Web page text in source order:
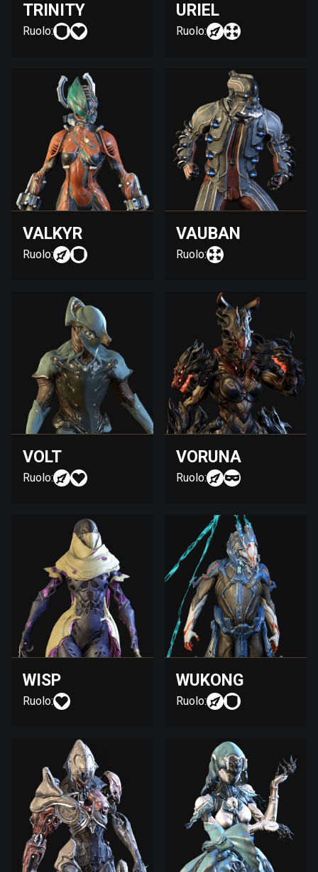
TRINITY
Ruolo:
URIEL
Ruolo:
VALKYR
Ruolo:
VAUBAN
Ruolo:
VOLT
Ruolo:
VORUNA
Ruolo:
WISP
Ruolo:
WUKONG
Ruolo: